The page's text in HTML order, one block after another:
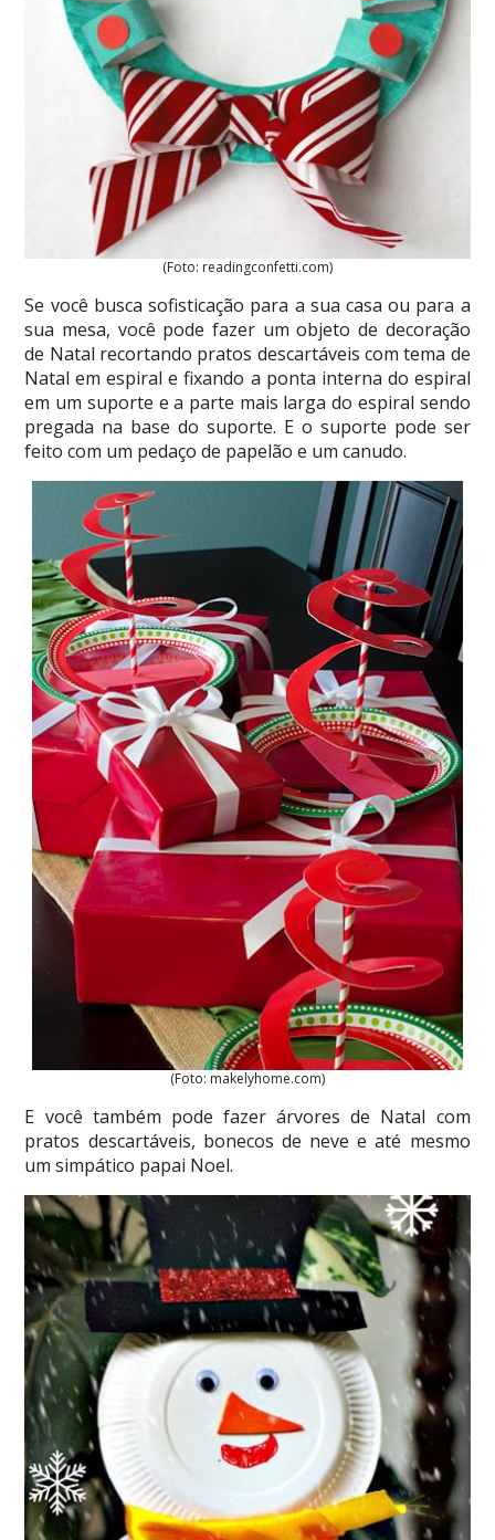
(Foto: readingconfetti.com)
Se você busca sofisticação para a sua casa ou para a
sua mesa, você pode fazer um objeto de decoração
de Natal recortando pratos descartáveis com tema de
Natal em espiral e fixando a ponta interna do espiral
em um suporte e a parte mais larga do espiral sendo
pregada na base do suporte. E o suporte pode ser
feito com um pedaço de papelão e um canudo.
(Foto: makelyhome.com)
E você também pode fazer árvores de Natal com
pratos descartáveis, bonecos de neve e até mesmo
um simpático papai Noel.